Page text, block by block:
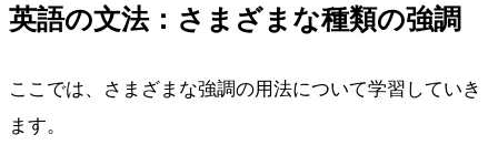
英語の文法：さまざまな種類の強調
ここでは、さまざまな強調の用法について学習していき
ます。